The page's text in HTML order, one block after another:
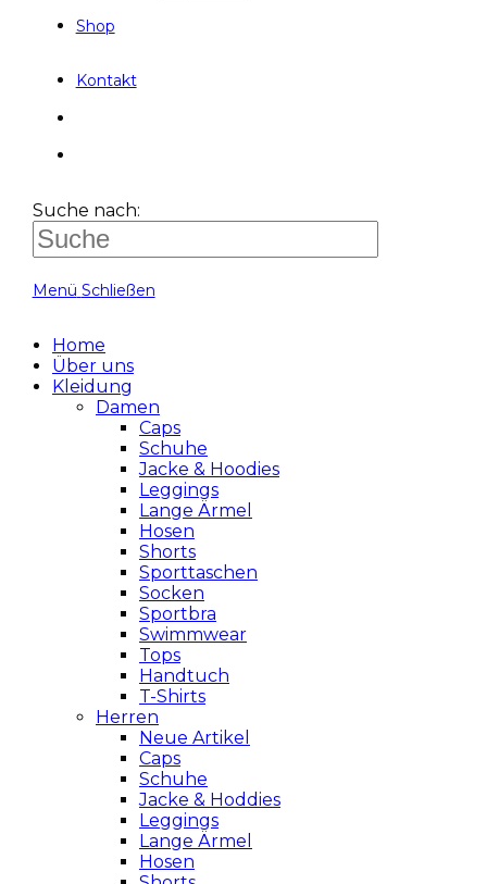
Shop
Kontakt
Suche nach:
Menü Schließen
Home
Über uns
Kleidung
Damen
Caps
Schuhe
Jacke & Hoodies
Leggings
Lange Ärmel
Hosen
Shorts
Sporttaschen
Socken
Sportbra
Swimmwear
Tops
Handtuch
T-Shirts
Herren
Neue Artikel
Caps
Schuhe
Jacke & Hoddies
Leggings
Lange Ärmel
Hosen